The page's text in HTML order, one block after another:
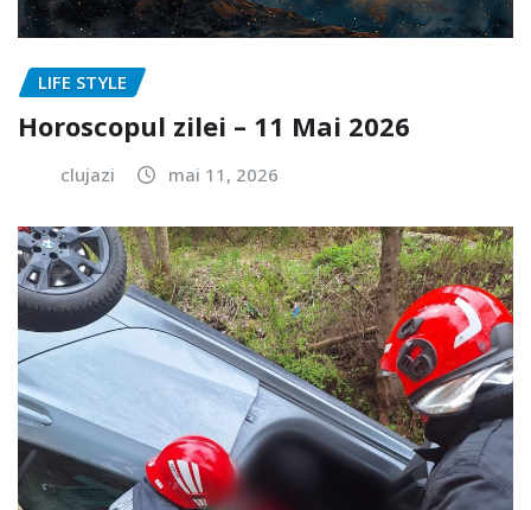
LIFE STYLE
Horoscopul zilei – 11 Mai 2026
clujazi mai 11, 2026